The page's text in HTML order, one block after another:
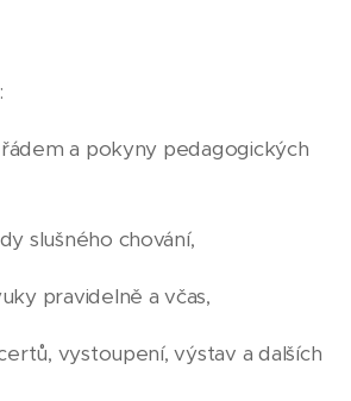
a pokyny pedagogických
slušného chování,
pravidelně a včas,
vystoupení, výstav a dalších